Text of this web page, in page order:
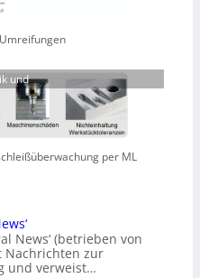
und
per ML
News‘ (betrieben von
Nachrichten zur
und verweist…